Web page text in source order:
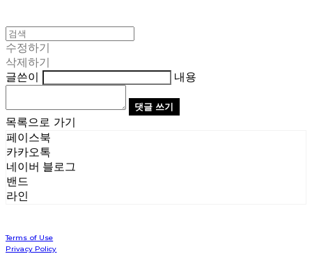
수정하기
삭제하기
글쓴이
내용
댓글 쓰기
목록으로 가기
페이스북
카카오톡
네이버 블로그
밴드
라인
Terms of Use
Privacy Policy